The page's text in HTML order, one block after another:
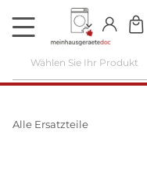
DE
Alle Ersatzteile